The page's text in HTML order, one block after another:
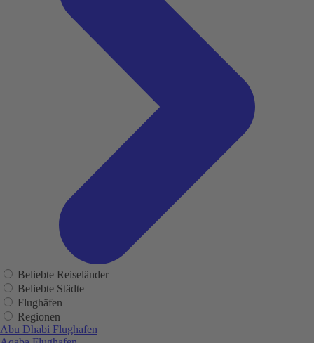
Beliebte Reiseländer
Beliebte Städte
Flughäfen
Regionen
Abu Dhabi Flughafen